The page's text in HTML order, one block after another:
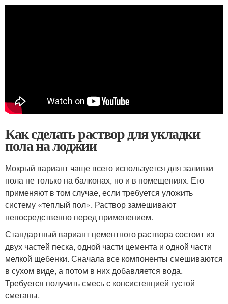
Как сделать раствор для укладки
пола на лоджии
Мокрый вариант чаще всего используется для заливки
пола не только на балконах, но и в помещениях. Его
применяют в том случае, если требуется уложить
систему «теплый пол». Раствор замешивают
непосредственно перед применением.
Стандартный вариант цементного раствора состоит из
двух частей песка, одной части цемента и одной части
мелкой щебенки. Сначала все компоненты смешиваются
в сухом виде, а потом в них добавляется вода.
Требуется получить смесь с консистенцией густой
сметаны.